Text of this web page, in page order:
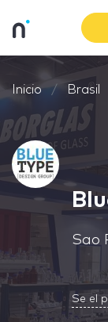
Inicio Brasil
Sao
Se el